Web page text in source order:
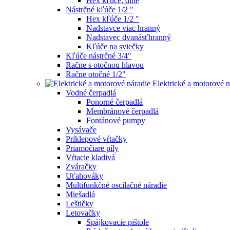
Nástrčné kľúče 1/2 "
Hex kľúče 1/2 "
Nadstavce viac hranný
Nadstavec dvanásťhranný
Kľúče na sviečky
Kľúče nástrčné 3/4"
Račne s otočnou hlavou
Račne otočné 1/2"
Elektrické a motorové
Vodné čerpadlá
Ponorné čerpadlá
Membránové čerpadlá
Fontánové pumpy
Vysávače
Príklepové vŕtačky
Priamočiare píly
Vŕtacie kladivá
Zváračky
Uťahováky
Multifunkčné oscilačné náradie
Miešadlá
Leštičky
Letovačky
Spájkovacie pištole